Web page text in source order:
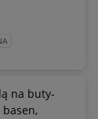
na buty-